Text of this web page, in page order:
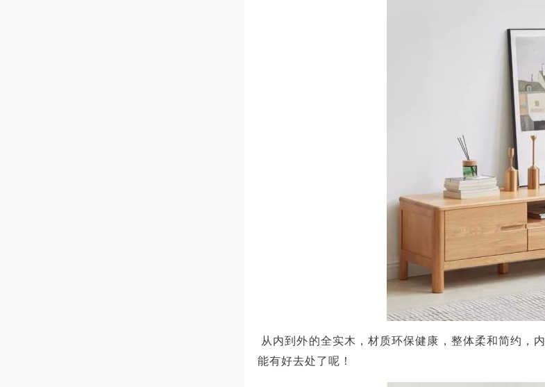
从内到外的全实木，材质环保健康，整体柔和简约，
能有好去处了呢！